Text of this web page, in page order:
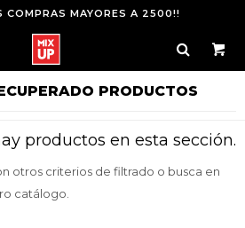
COMPRAS MAYORES A 2500!!
PRODUCTOS
productos en esta sección.
otros criterios de filtrado o busca en
catálogo.